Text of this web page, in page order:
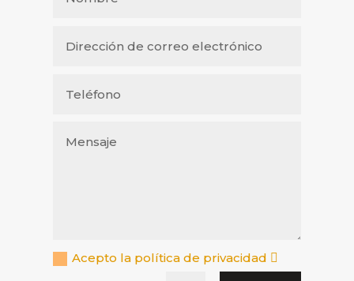
Acepto la política de privacidad